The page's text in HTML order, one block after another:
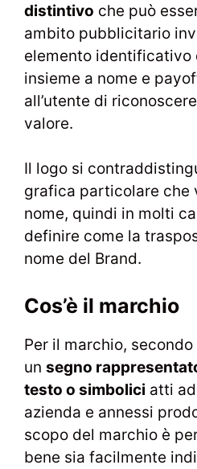
distintivo che può
ambito pubblicitario
elemento identificativo
insieme a nome e
all’utente di
valore.
Il logo si
grafica particolare che
nome, quindi in molti
definire come la
nome del Brand.
Cos’è il marchio
Per il marchio,
un segno
testo o simbolici atti
azienda e annessi
scopo del marchio è
bene sia facilmente